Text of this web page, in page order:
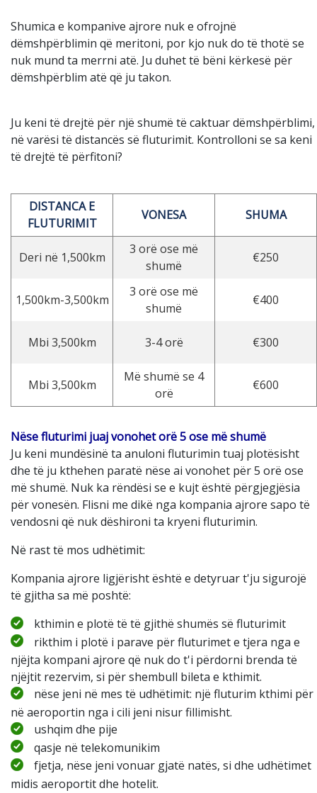
Shumica e kompanive ajrore nuk e ofrojnë
dëmshpërblimin që meritoni, por kjo nuk do të thotë se
nuk mund ta merrni atë. Ju duhet të bëni kërkesë për
dëmshpërblim atë që ju takon.
Ju keni të drejtë për një shumë të caktuar dëmshpërblimi,
në varësi të distancës së fluturimit. Kontrolloni se sa keni
të drejtë të përfitoni?
DISTANCA E
FLUTURIMIT
VONESA SHUMA
Deri në 1,500km
3 orë ose më
shumë
€250
1,500km-3,500km
3 orë ose më
shumë
€400
Mbi 3,500km 3-4 orë €300
Mbi 3,500km
Më shumë se 4
orë
€600
Nëse fluturimi juaj vonohet orë 5 ose më shumë
Ju keni mundësinë ta anuloni fluturimin tuaj plotësisht
dhe të ju kthehen paratë nëse ai vonohet për 5 orë ose
më shumë. Nuk ka rëndësi se e kujt është përgjegjësia
për vonesën. Flisni me dikë nga kompania ajrore sapo të
vendosni që nuk dëshironi ta kryeni fluturimin.
Në rast të mos udhëtimit:
Kompania ajrore ligjërisht është e detyruar t'ju sigurojë
të gjitha sa më poshtë:
kthimin e plotë të të gjithë shumës së fluturimit
rikthim i plotë i parave për fluturimet e tjera nga e
njëjta kompani ajrore që nuk do t'i përdorni brenda të
njëjtit rezervim, si për shembull bileta e kthimit.
nëse jeni në mes të udhëtimit: një fluturim kthimi për
në aeroportin nga i cili jeni nisur fillimisht.
ushqim dhe pije
qasje në telekomunikim
fjetja, nëse jeni vonuar gjatë natës, si dhe udhëtimet
midis aeroportit dhe hotelit.